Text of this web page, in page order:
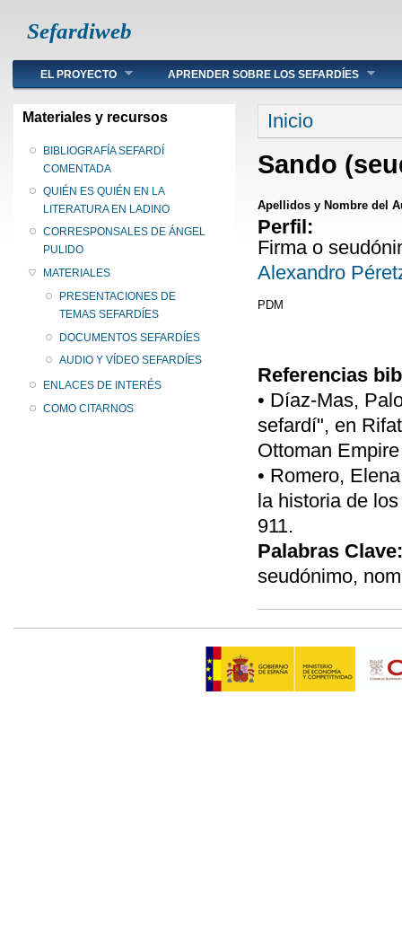
Sefardiweb
Main menu
EL PROYECTO APRENDER SOBRE LOS SEFARDÍES
Materiales y recursos
BIBLIOGRAFÍA SEFARDÍ
COMENTADA
QUIÉN ES QUIÉN EN LA
LITERATURA EN LADINO
CORRESPONSALES DE ÁNGEL
PULIDO
MATERIALES
PRESENTACIONES DE
TEMAS SEFARDÍES
DOCUMENTOS SEFARDÍES
AUDIO Y VÍDEO SEFARDÍES
ENLACES DE INTERÉS
COMO CITARNOS
Se encuentra
Inicio
Sando
Apellidos y Nombre del
Perfil:
Firma o
Alexandro
PDM
Referencias
• Díaz-Mas,
sefardí", en
Ottoman
• Romero,
la historia de
911.
Palabras Clave:
seudónimo,